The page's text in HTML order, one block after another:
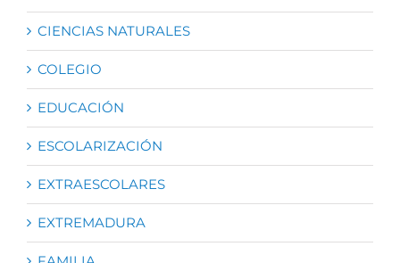
CIENCIAS NATURALES
COLEGIO
EDUCACIÓN
ESCOLARIZACIÓN
EXTRAESCOLARES
EXTREMADURA